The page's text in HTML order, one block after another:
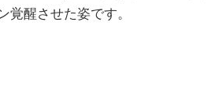
覚醒させた姿です。